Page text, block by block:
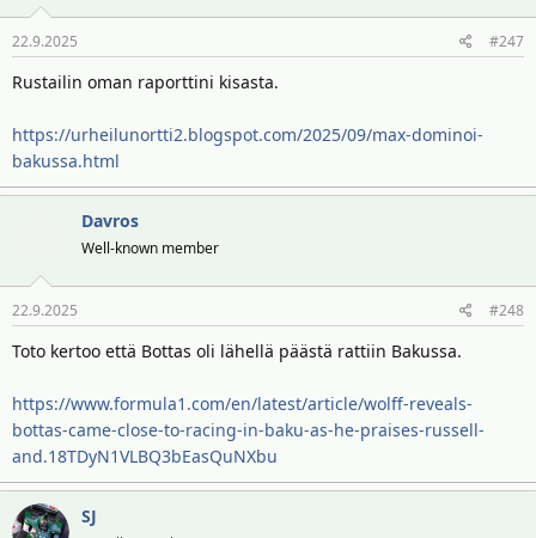
o
t
22.9.2025 #247
Rustailin oman raporttini kisasta.
https://urheilunortti2.blogspot.com/2025/09/max-dominoi-
bakussa.html
Davros
Well-known member
22.9.2025 #248
Toto kertoo että Bottas oli lähellä päästä rattiin Bakussa.
https://www.formula1.com/en/latest/article/wolff-reveals-
bottas-came-close-to-racing-in-baku-as-he-praises-russell-
and.18TDyN1VLBQ3bEasQuNXbu
SJ